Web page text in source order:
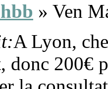
» Ven
A Lyon,
donc 200€